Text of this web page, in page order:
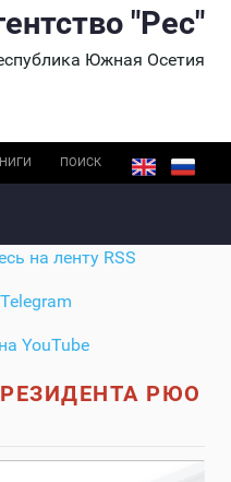
"Рес"
Южная Осетия
ПОИСК
на ленту RSS
YouTube
РЮО